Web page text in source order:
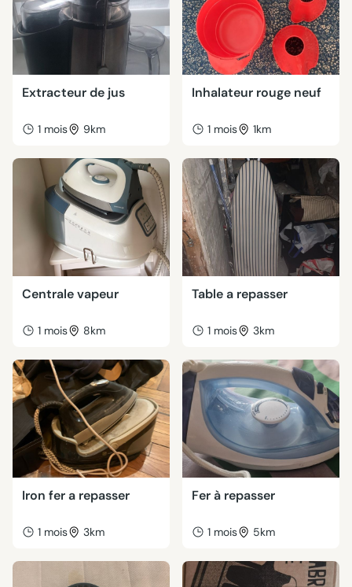
Extracteur de jus
1 mois 9km
Inhalateur rouge neuf
1 mois 1km
Centrale vapeur
1 mois 8km
Table a repasser
1 mois 3km
Iron fer a repasser
1 mois 3km
Fer à repasser
1 mois 5km